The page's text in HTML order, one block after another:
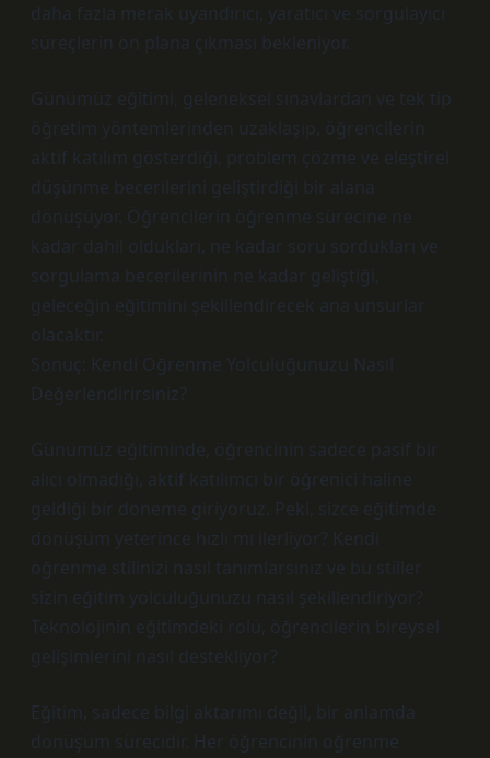
daha fazla merak uyandırıcı, yaratıcı ve sorgulayıcı
süreçlerin ön plana çıkması bekleniyor.
Günümüz eğitimi, geleneksel sınavlardan ve tek tip
öğretim yöntemlerinden uzaklaşıp, öğrencilerin
aktif katılım gösterdiği, problem çözme ve eleştirel
düşünme becerilerini geliştirdiği bir alana
dönüşüyor. Öğrencilerin öğrenme sürecine ne
kadar dahil oldukları, ne kadar soru sordukları ve
sorgulama becerilerinin ne kadar geliştiği,
geleceğin eğitimini şekillendirecek ana unsurlar
olacaktır.
Sonuç: Kendi Öğrenme Yolculuğunuzu Nasıl
Değerlendirirsiniz?
Günümüz eğitiminde, öğrencinin sadece pasif bir
alıcı olmadığı, aktif katılımcı bir öğrenici haline
geldiği bir döneme giriyoruz. Peki, sizce eğitimde
dönüşüm yeterince hızlı mı ilerliyor? Kendi
öğrenme stilinizi nasıl tanımlarsınız ve bu stiller
sizin eğitim yolculuğunuzu nasıl şekillendiriyor?
Teknolojinin eğitimdeki rolü, öğrencilerin bireysel
gelişimlerini nasıl destekliyor?
Eğitim, sadece bilgi aktarımı değil, bir anlamda
dönüşüm sürecidir. Her öğrencinin öğrenme